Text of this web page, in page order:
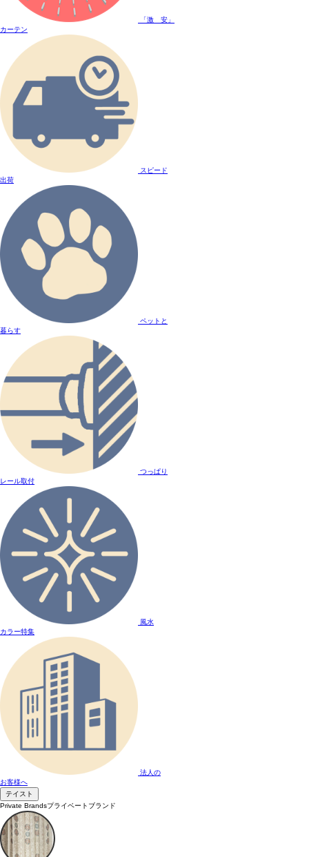
「激 安」
カーテン
スピード
出荷
ペットと
暮らす
つっぱり
レール取付
風水
カラー特集
法人の
お客様へ
テイスト
Private Brandsプライベートブランド